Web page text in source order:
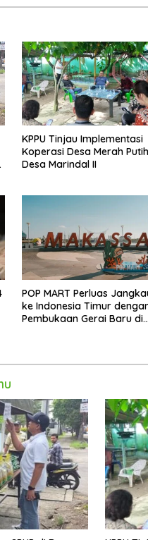
KPPU Tinjau Implementasi
Koperasi Desa Merah
Desa Marindal II
POP MART Perluas
ke Indonesia Timur
Pembukaan Gerai Baru di